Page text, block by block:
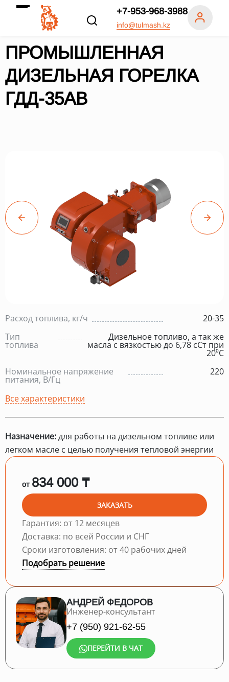
+7-953-968-3988
info@tulmash.kz
ПРОМЫШЛЕННАЯ
ДИЗЕЛЬНАЯ ГОРЕЛКА
ГДД-35АВ
Расход топлива, кг/ч
20-35
Тип
топлива
Дизельное топливо, а так же
масла с вязкостью до 6,78 сСт при
20⁰С
Номинальное напряжение
питания, В/Гц
220
Все характеристики
Назначение:для работы на дизельном топливе или
легком масле с целью получения тепловой энергии
от 834 000 ₸
ЗАКАЗАТЬ
Гарантия: от 12 месяцев
Доставка: по всей России и СНГ
Сроки изготовления: от 40 рабочих дней
Подобрать решение
АНДРЕЙ ФЕДОРОВ
Инженер-консультант
+7 (950) 921-62-55
ПЕРЕЙТИ В ЧАТ